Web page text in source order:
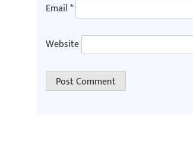
Email*
Website